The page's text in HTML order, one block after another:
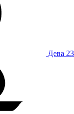
Дева